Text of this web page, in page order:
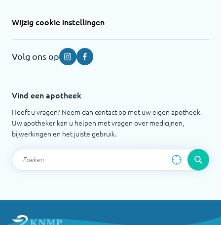
Wijzig cookie instellingen
Volg ons op InstagramFacebook
Vind een apotheek
Heeft u vragen? Neem dan contact op met uw eigen apotheek.
Uw apotheker kan u helpen met vragen over medicijnen,
bijwerkingen en het juiste gebruik.